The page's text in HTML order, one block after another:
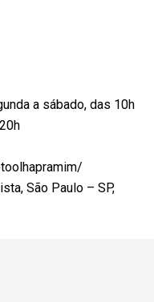
a sábado, das 10h
São Paulo – SP,